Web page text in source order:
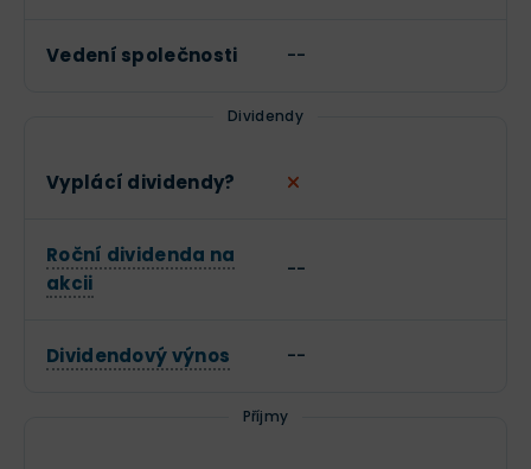
Vedení společnosti --
Dividendy
Vyplácí dividendy?
Roční dividenda na
akcii
--
Dividendový výnos --
Příjmy